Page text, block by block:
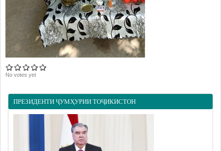
No votes yet
ПРЕЗИДЕНТИ ҶУМҲУРИИ ТОҶИКИСТОН